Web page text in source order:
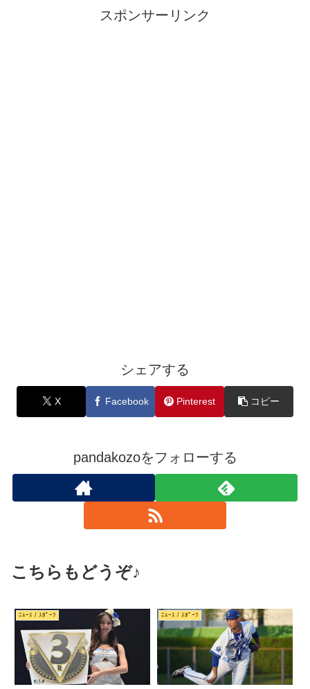
スポンサーリンク
シェアする
X Facebook Pinterest コピー
pandakozoをフォローする
こちらもどうぞ♪
ﾆｭｰｽ / ｽﾎﾟｰﾂ ﾆｭｰｽ / ｽﾎﾟｰﾂ